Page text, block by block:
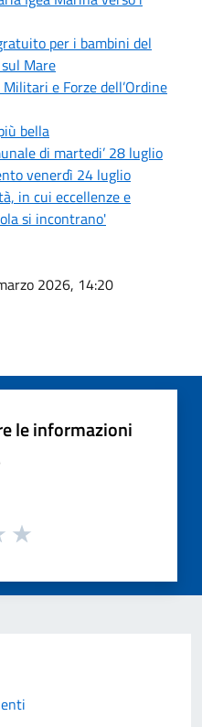
per i bambini del
Mare
e Forze dell’Ordine
bella
di martedi’ 28 luglio
venerdì 24 luglio
in cui eccellenze e
si incontrano'
2026, 14:20
le informazioni